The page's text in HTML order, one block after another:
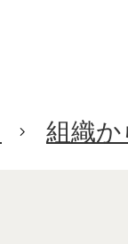
組織